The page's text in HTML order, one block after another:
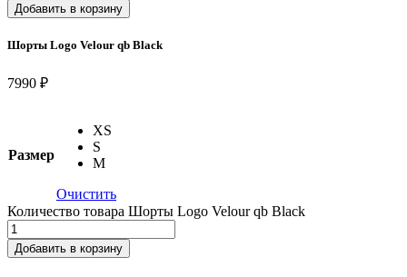
Добавить в корзину
Шорты Logo Velour qb Black
7990 ₽
Размер
XS
S
M
Очистить
Количество товара Шорты Logo Velour qb Black
Добавить в корзину